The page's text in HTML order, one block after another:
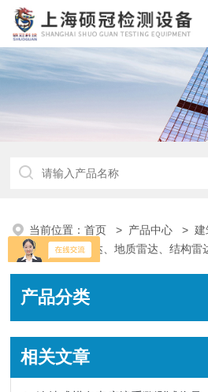
当前位置：首页 > 产品中心 >建
列
>探地雷达、地质雷达、结构雷
产品分类
相关文章